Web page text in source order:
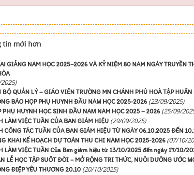
tin mới hơn
GIẢNG NĂM HỌC 2025–2026 VÀ KỶ NIỆM 80 NĂM NGÀY TRUYỀN
BỘ QUẢN LÝ – GIÁO VIÊN TRƯỜNG MN CHÁNH PHÚ HOÀ TẬP
BÁO HỌP PHỤ HUYNH ĐẦU NĂM HỌC 2025-2026 (23/09/2025)
PHỤ HUYNH HỌC SINH ĐẦU NĂM NĂM HỌC 2025 – 2026 (25/09/
LÀM VIỆC TUẦN CỦA BAN GIÁM HIỆU (29/09/2025)
CÔNG TÁC TUẦN CỦA BAN GIÁM HIỆU TỪ NGÀY 06.10.2025 ĐẾN
KHAI KẾ HOẠCH DỰ TOÁN THU CHI NĂM HỌC 2025-2026 (07/10/
LÀM VIỆC TUẦN Của Ban giám hiệu từ 13/10/2025 đến ngày 17/10/
LỄ HỌC TẬP SUỐT ĐỜI – MỞ RỘNG TRI THỨC, NUÔI DƯỠNG ƯỚC
ĐIỆP YÊU THƯƠNG 20.10 (20/10/2025)